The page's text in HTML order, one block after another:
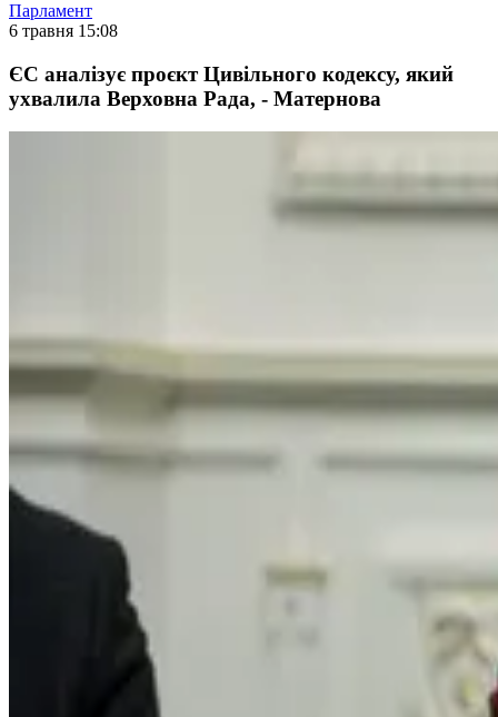
Парламент
6 травня 15:08
ЄС аналізує проєкт Цивільного кодексу, який
ухвалила Верховна Рада, - Матернова